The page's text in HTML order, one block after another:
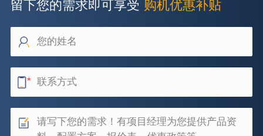
留下您的需求即可享受 购机优惠补贴